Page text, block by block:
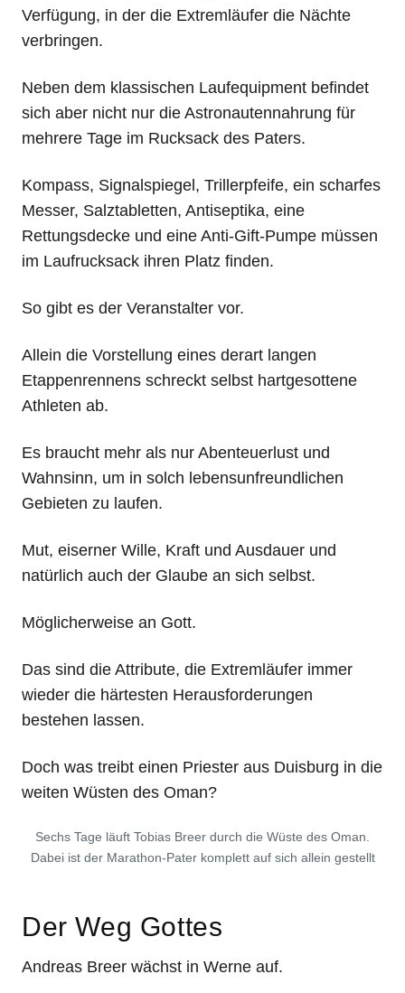
Verfügung, in der die Extremläufer die Nächte
verbringen.
Neben dem klassischen Laufequipment befindet
sich aber nicht nur die Astronautennahrung für
mehrere Tage im Rucksack des Paters.
Kompass, Signalspiegel, Trillerpfeife, ein scharfes
Messer, Salztabletten, Antiseptika, eine
Rettungsdecke und eine Anti-Gift-Pumpe müssen
im Laufrucksack ihren Platz finden.
So gibt es der Veranstalter vor.
Allein die Vorstellung eines derart langen
Etappenrennens schreckt selbst hartgesottene
Athleten ab.
Es braucht mehr als nur Abenteuerlust und
Wahnsinn, um in solch lebensunfreundlichen
Gebieten zu laufen.
Mut, eiserner Wille, Kraft und Ausdauer und
natürlich auch der Glaube an sich selbst.
Möglicherweise an Gott.
Das sind die Attribute, die Extremläufer immer
wieder die härtesten Herausforderungen
bestehen lassen.
Doch was treibt einen Priester aus Duisburg in die
weiten Wüsten des Oman?
Sechs Tage läuft Tobias Breer durch die Wüste des Oman.
Dabei ist der Marathon-Pater komplett auf sich allein gestellt
Der Weg Gottes
Andreas Breer wächst in Werne auf.